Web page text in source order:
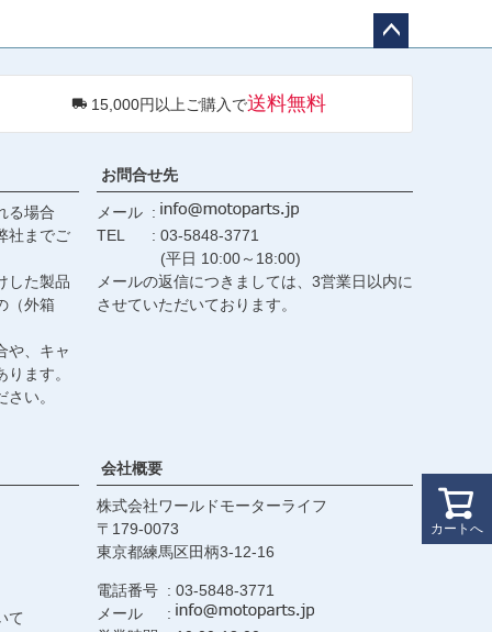
カートへ
へ
15,000円以上ご購入で送料無料
る場合
社までご
した製品
（外箱
や、キャ
ます。
い。
お問合せ先
メール
TEL
03-5848-3771
(平日 10:00～18:00)
メールの返信につきましては、3営業日以内に
させていただいております。
て
会社概要
株式会社ワールドモーターライフ
179-0073
東京都練馬区田柄3-12-16
電話番号
03-5848-3771
メール